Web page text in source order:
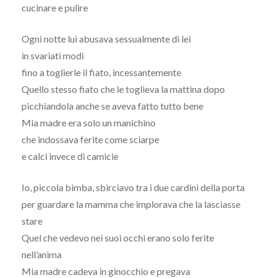
cucinare e pulire
Ogni notte lui abusava sessualmente di lei
in svariati modi
fino a toglierle il fiato, incessantemente
Quello stesso fiato che le toglieva la mattina dopo
picchiandola anche se aveva fatto tutto bene
Mia madre era solo un manichino
che indossava ferite come sciarpe
e calci invece di camicie
Io, piccola bimba, sbirciavo tra i due cardini della porta
per guardare la mamma che implorava che la lasciasse
stare
Quel che vedevo nei suoi occhi erano solo ferite
nell’anima
Mia madre cadeva in ginocchio e pregava